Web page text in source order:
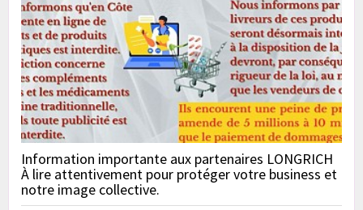
Information importante aux partenaires LONGRICH
À lire attentivement pour protéger votre business et
notre image collective.